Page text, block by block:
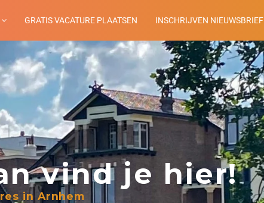
GRATIS VACATURE PLAATSEN INSCHRIJVEN NIEUWSBRIEF
vind je hier!
in Arnhem